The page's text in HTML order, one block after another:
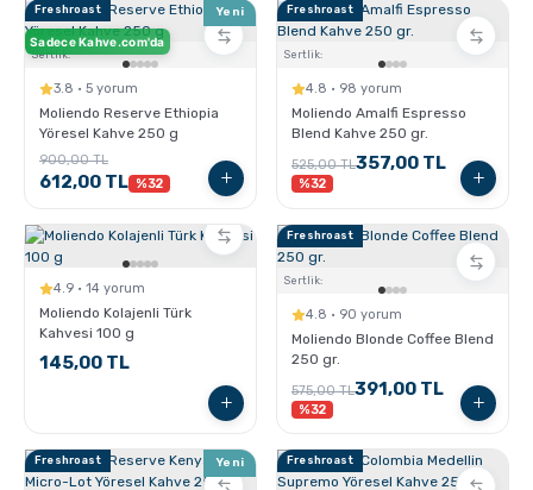
Soğuk Kahve
Sporcu Kahveleri
Freshroast Yeni
Sertlik:
Sadece Kahve.com'da
3.8 · 5 yorum
Moliendo Reserve Ethiopia
Yöresel Kahve 250 g
900,00 TL
612,00 TL %32
Freshroast
Sertlik:
4.8 · 98 yorum
Moliendo Amalfi Espresso
Blend Kahve 250 gr.
525,00 TL357,00 TL
%32
4.9 · 14 yorum
Moliendo Kolajenli Türk
Kahvesi 100 g
145,00 TL
Freshroast
Sertlik:
4.8 · 90 yorum
Moliendo Blonde Coffee Blend
250 gr.
575,00 TL391,00 TL
%32
Freshroast Yeni Freshroast